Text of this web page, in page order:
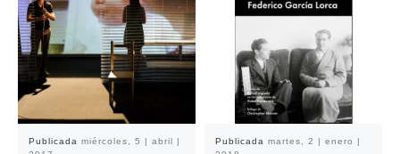
Publicada miércoles, 5 | abril |
Publicada martes, 2 | enero |